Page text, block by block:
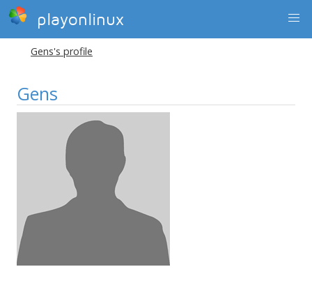
playonlinux
Gens's profile
Gens